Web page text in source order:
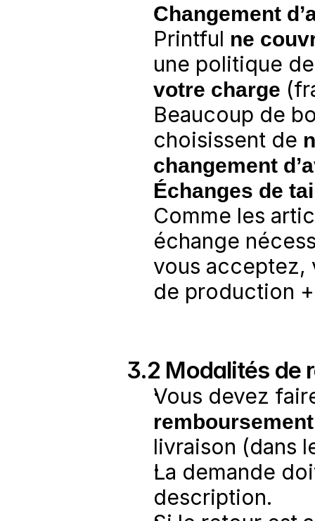
Changement
Printful ne
une politique
votre charge
Beaucoup de
choisissent de
changement
Échanges de
Comme les
échange
vous acceptez,
de production
3.2 Modalités de
Vous devez
remboursement
livraison (dans
La demande
description.